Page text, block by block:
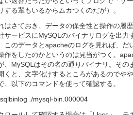
する輩もいるからムカつくのだが）。
はさておき、データの保全性と操作の履
サービスにMySQLのバイナリログを出力
このデータとapacheのログを見れば、だ
作をしたのかというのは見当がつく。
、MySQLはその名の通りバイナリ。その
くと、文字化けするところがあるのでや
、以下のコマンドを使って確認する。
./mysql-bin.000004